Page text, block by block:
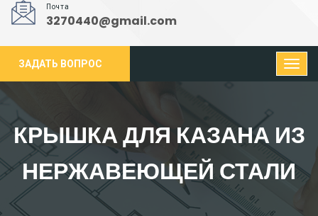
Почта
3270440@gmail.com
ЗАДАТЬ ВОПРОС
КРЫШКА ДЛЯ КАЗАНА ИЗ
НЕРЖАВЕЮЩЕЙ СТАЛИ